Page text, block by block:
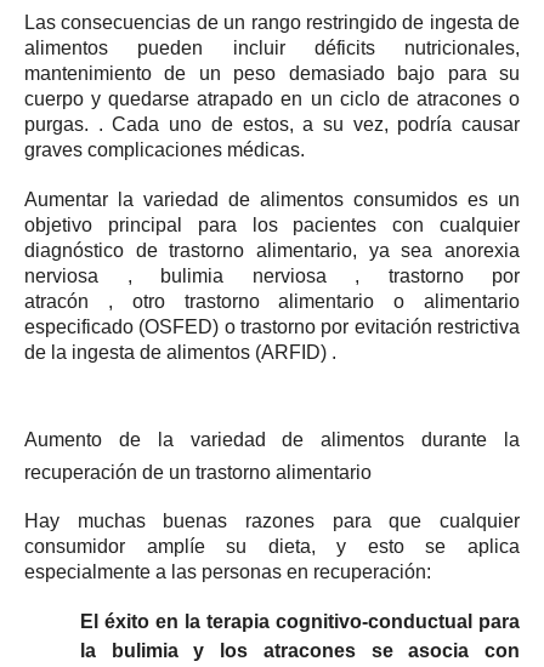
Las consecuencias de un rango restringido de ingesta de
alimentos pueden incluir déficits nutricionales,
mantenimiento de un peso demasiado bajo para su
cuerpo y quedarse atrapado en un ciclo de atracones o
purgas. .Cada uno de estos, a su vez, podría causar
graves complicaciones médicas.
Aumentar la variedad de alimentos consumidos es un
objetivo principal para los pacientes con cualquier
diagnóstico de trastorno alimentario, ya sea anorexia
nerviosa , bulimia nerviosa , trastorno por
atracón , otro trastornoalimentario o alimentario
especificado (OSFED) otrastorno por evitación restrictiva
de la ingesta de alimentos (ARFID) .
Aumento de la variedad de alimentos durante la
recuperación de un trastorno alimentario
Hay muchas buenas razones para que cualquier
consumidor amplíe su dieta, y esto se aplica
especialmente a las personas en recuperación:
El éxito en la terapia cognitivo-conductual para
la bulimia y los atracones se asocia con